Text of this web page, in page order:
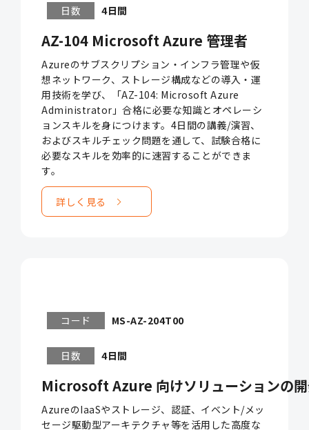
日数 4日間
AZ-104 Microsoft Azure 管理者
Azureのサブスクリプション・インフラ管理や仮
想ネットワーク、ストレージ構成などの導入・運
用技術を学び、「AZ-104: Microsoft Azure
Administrator」合格に必要な知識とオペレーシ
ョンスキルを身につけます。4日間の講義/演習、
およびスキルチェック問題を通して、試験合格に
必要なスキルを効率的に速習することができま
す。
詳しく見る
コード MS-AZ-204T00
日数 4日間
Microsoft Azure 向けソリューションの
AzureのIaaSやストレージ、認証、イベント/メッ
セージ駆動型アーキテクチャ等を活用した高度な